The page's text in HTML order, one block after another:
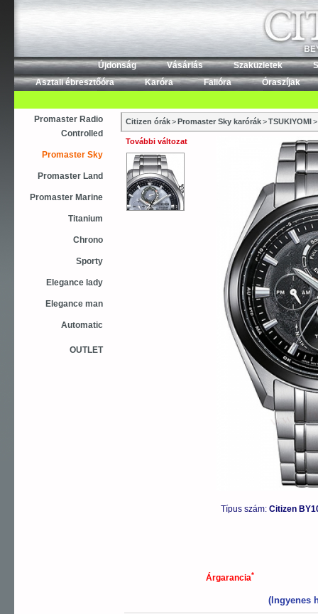
Újdonság Vásárlás Szaküzletek
Asztali ébresztőóra
Karóra Falióra Óraszíjak
Promaster Radio
Controlled
Promaster Sky
Promaster Land
Promaster Marine
Titanium
Chrono
Sporty
Elegance lady
Elegance man
Automatic
OUTLET
Citizen órák>Promaster Sky karórák>TSUKIYOMI>
További változat
Típus szám: Citizen
Árgarancia*
(Ingyenes